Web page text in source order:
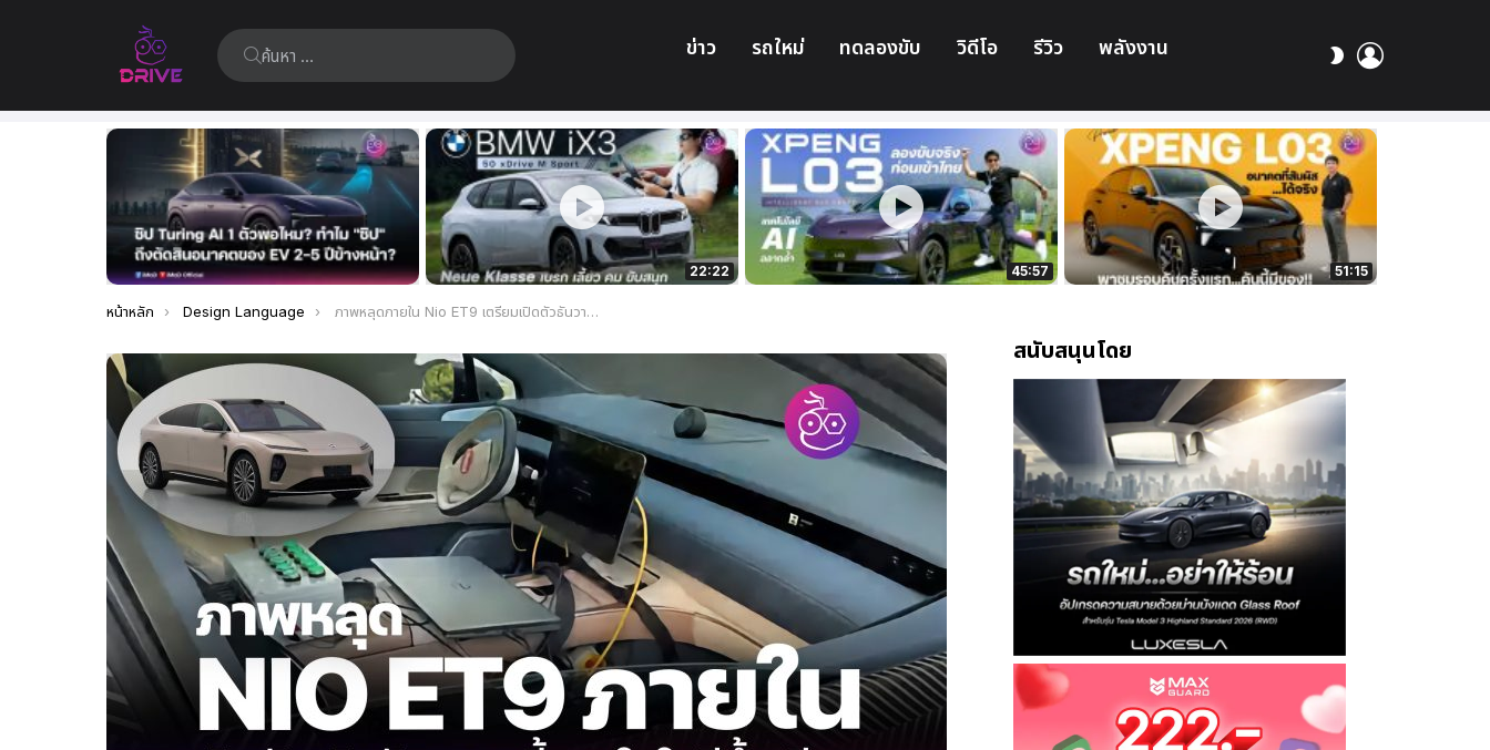
ค้นหา: ข่าว รถใหม่ ทดลองขับ วิดีโอ รีวิว พลังงาน
สลับ
เรื่อง
ล่าสุด
22:22 45:57 51:15
คุณอยู่ที่นี่:
หน้าหลัก Design Language ภาพหลุดภายใน Nio ET9 เตรียมเปิดตัวธันวาคมนี้ พร้อมเทคโนโลยีสุดล้ำ
สนับสนุนโดย